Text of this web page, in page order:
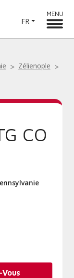
FR
MENU
Zélienople
CO